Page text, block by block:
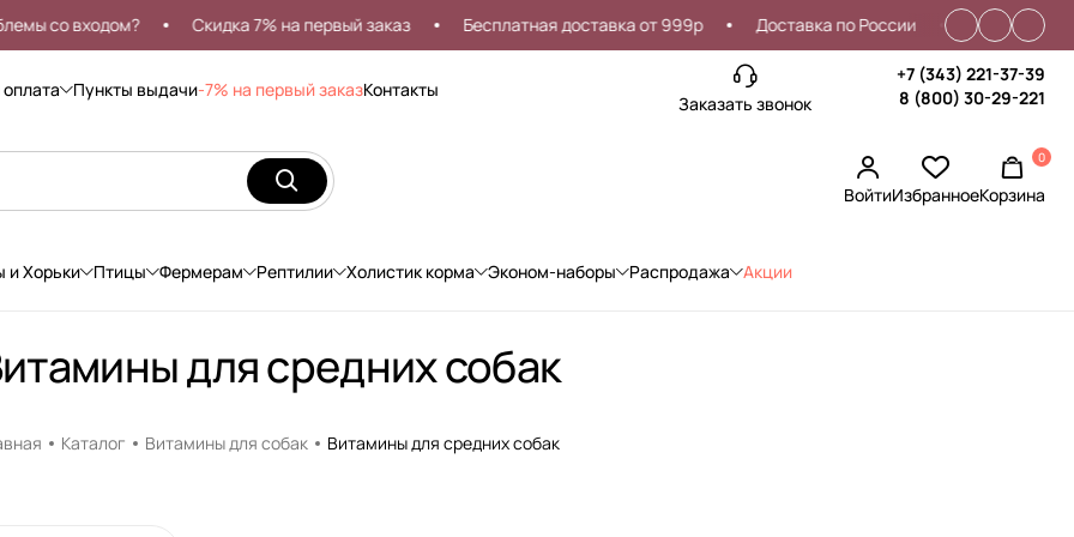
со входом? Скидка 7% на первый заказ Бесплатная доставка от 999р Доставка по России Проблемы со
Пункты выдачи-7% на первый заказКонтакты
Заказать звонок
+7 (343) 221-37-39
8 (800) 30-29-221
ВойтиИзбранное
0
Корзина
и Хорьки Птицы Фермерам Рептилии Холистик корма Эконом-наборы Распродажа Акции
для средних собак
Каталог Витамины для собак Витамины для средних собак